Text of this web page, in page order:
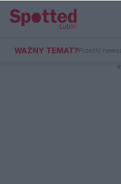
WAŻNY TEMAT?Prześlij